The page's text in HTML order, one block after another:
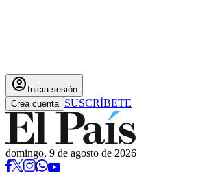
account_circle Inicia sesión
Crea cuenta SUSCRÍBETE
domingo, 9 de agosto de 2026